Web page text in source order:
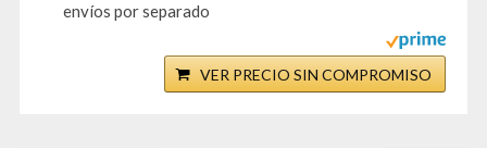
envíos por separado
VER PRECIO SIN COMPROMISO